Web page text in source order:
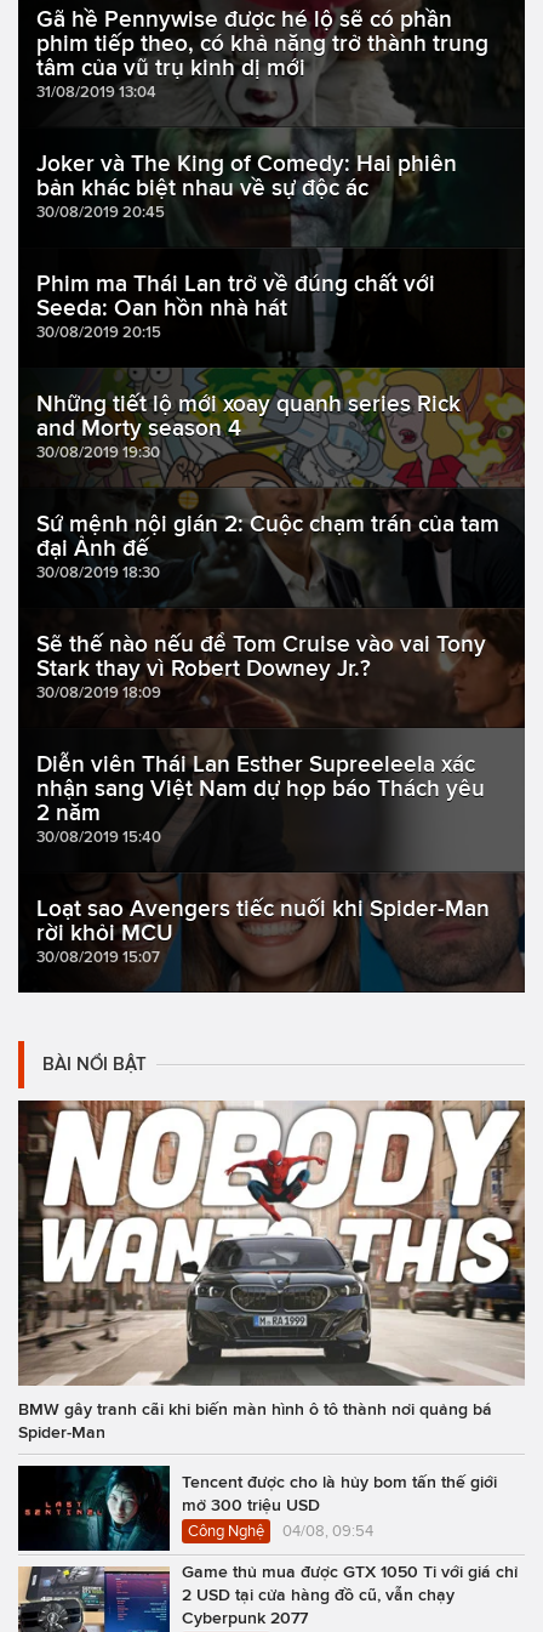
Gã hề Pennywise được hé lộ sẽ có phần
phim tiếp theo, có khả năng trở thành trung
tâm của vũ trụ kinh dị mới
31/08/2019 13:04
Joker và The King of Comedy: Hai phiên
bản khác biệt nhau về sự độc ác
30/08/2019 20:45
Phim ma Thái Lan trở về đúng chất với
Seeda: Oan hồn nhà hát
30/08/2019 20:15
Những tiết lộ mới xoay quanh series Rick
and Morty season 4
30/08/2019 19:30
Sứ mệnh nội gián 2: Cuộc chạm trán của tam
đại Ảnh đế
30/08/2019 18:30
Sẽ thế nào nếu để Tom Cruise vào vai Tony
Stark thay vì Robert Downey Jr.?
30/08/2019 18:09
Diễn viên Thái Lan Esther Supreeleela xác
nhận sang Việt Nam dự họp báo Thách yêu
2 năm
30/08/2019 15:40
Loạt sao Avengers tiếc nuối khi Spider-Man
rời khỏi MCU
30/08/2019 15:07
BÀI NỔI BẬT
BMW gây tranh cãi khi biến màn hình ô tô thành nơi quảng bá
Spider-Man
Tencent được cho là hủy bom tấn thế giới
mở 300 triệu USD
Công Nghệ 04/08, 09:54
Game thủ mua được GTX 1050 Ti với giá chỉ
2 USD tại cửa hàng đồ cũ, vẫn chạy
Cyberpunk 2077